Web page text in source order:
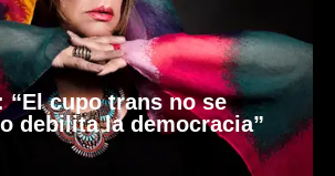
“El cupo trans no se
debilita la democracia”